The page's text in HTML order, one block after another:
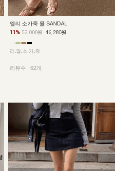
엘리 소가죽 뮬 SANDAL
11% 52,000원 46,280원
리.얼.소.가.죽
리뷰수 : 62개